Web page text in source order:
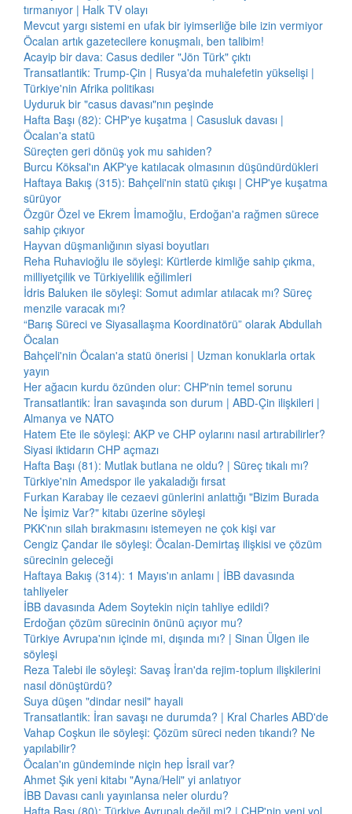
tırmanıyor | Halk TV olayı
Mevcut yargı sistemi en ufak bir iyimserliğe bile izin vermiyor
Öcalan artık gazetecilere konuşmalı, ben talibim!
Acayip bir dava: Casus dediler "Jön Türk" çıktı
Transatlantik: Trump-Çin | Rusya'da muhalefetin yükselişi |
Türkiye'nin Afrika politikası
Uyduruk bir "casus davası"nın peşinde
Hafta Başı (82): CHP'ye kuşatma | Casusluk davası |
Öcalan'a statü
Süreçten geri dönüş yok mu sahiden?
Burcu Köksal'ın AKP'ye katılacak olmasının düşündürdükleri
Haftaya Bakış (315): Bahçeli'nin statü çıkışı | CHP'ye kuşatma
sürüyor
Özgür Özel ve Ekrem İmamoğlu, Erdoğan'a rağmen sürece
sahip çıkıyor
Hayvan düşmanlığının siyasi boyutları
Reha Ruhavioğlu ile söyleşi: Kürtlerde kimliğe sahip çıkma,
milliyetçilik ve Türkiyelilik eğilimleri
İdris Baluken ile söyleşi: Somut adımlar atılacak mı? Süreç
menzile varacak mı?
“Barış Süreci ve Siyasallaşma Koordinatörü” olarak Abdullah
Öcalan
Bahçeli'nin Öcalan'a statü önerisi | Uzman konuklarla ortak
yayın
Her ağacın kurdu özünden olur: CHP'nin temel sorunu
Transatlantik: İran savaşında son durum | ABD-Çin ilişkileri |
Almanya ve NATO
Hatem Ete ile söyleşi: AKP ve CHP oylarını nasıl artırabilirler?
Siyasi iktidarın CHP açmazı
Hafta Başı (81): Mutlak butlana ne oldu? | Süreç tıkalı mı?
Türkiye'nin Amedspor ile yakaladığı fırsat
Furkan Karabay ile cezaevi günlerini anlattığı "Bizim Burada
Ne İşimiz Var?" kitabı üzerine söyleşi
PKK'nın silah bırakmasını istemeyen ne çok kişi var
Cengiz Çandar ile söyleşi: Öcalan-Demirtaş ilişkisi ve çözüm
sürecinin geleceği
Haftaya Bakış (314): 1 Mayıs'ın anlamı | İBB davasında
tahliyeler
İBB davasında Adem Soytekin niçin tahliye edildi?
Erdoğan çözüm sürecinin önünü açıyor mu?
Türkiye Avrupa'nın içinde mi, dışında mı? | Sinan Ülgen ile
söyleşi
Reza Talebi ile söyleşi: Savaş İran'da rejim-toplum ilişkilerini
nasıl dönüştürdü?
Suya düşen "dindar nesil" hayali
Transatlantik: İran savaşı ne durumda? | Kral Charles ABD'de
Vahap Coşkun ile söyleşi: Çözüm süreci neden tıkandı? Ne
yapılabilir?
Öcalan'ın gündeminde niçin hep İsrail var?
Ahmet Şık yeni kitabı "Ayna/Heli" yi anlatıyor
İBB Davası canlı yayınlansa neler olurdu?
Hafta Başı (80): Türkiye Avrupalı değil mi? | CHP'nin yeni yol